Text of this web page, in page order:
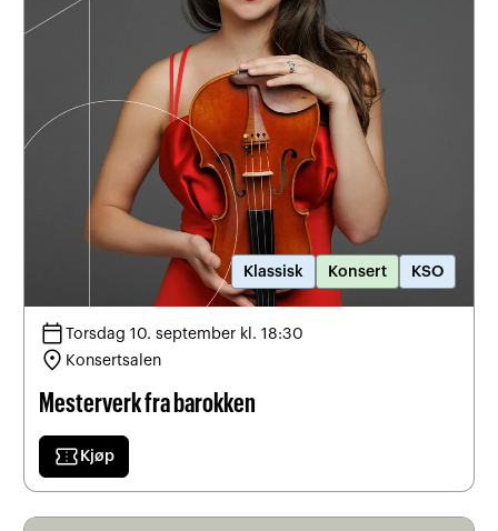
Klassisk Konsert KSO
calendar_today Torsdag 10. september kl. 18:30
location_on Konsertsalen
Mesterverk fra barokken
confirmation_number Kjøp